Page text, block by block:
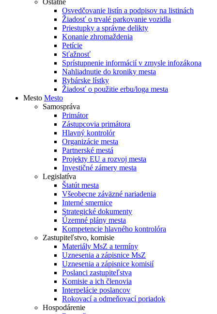
Ostatné
Osvedčovanie listín a podpisov na listinách
Žiadosť o trvalé parkovanie vozidla
Priestupky a správne delikty
Konanie zhromaždenia
Petície
Sťažnosť
Sprístupnenie informácií v zmysle infozákona
Nahliadnutie do kroniky mesta
Rybárske lístky
Žiadosť o použitie erbu/loga mesta
Mesto Mesto
Samospráva
Primátor
Zástupcovia primátora
Hlavný kontrolór
Organizácie mesta
Partnerské mestá
Projekty EU a rozvoj mesta
Investičné zámery mesta
Legislatíva
Štatút mesta
Všeobecne záväzné nariadenia
Interné smernice
Strategické dokumenty
Územné plány mesta
Kompetencie hlavného kontrolóra
Zastupiteľstvo, komisie
Materiály MsZ a termíny
Uznesenia a zápisnice MsZ
Uznesenia a zápisnice komisií
Poslanci zastupiteľstva
Komisie a ich členovia
Interpelácie poslancov
Rokovací a odmeňovací poriadok
Hospodárenie